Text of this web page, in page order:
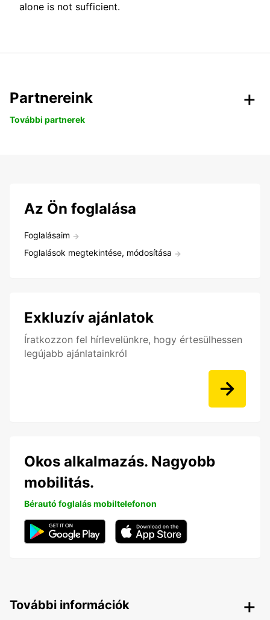
alone is not sufficient.
Partnereink
További partnerek
Az Ön foglalása
Foglalásaim
Foglalások megtekintése, módosítása
Exkluzív ajánlatok
Íratkozzon fel hírlevelünkre, hogy értesülhessen
legújabb ajánlatainkról
Okos alkalmazás. Nagyobb
mobilitás.
Bérautó foglalás mobiltelefonon
További információk